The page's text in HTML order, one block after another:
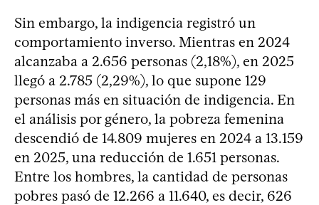
Sin embargo, la indigencia registró un
comportamiento inverso. Mientras en 2024
alcanzaba a 2.656 personas (2,18%), en 2025
llegó a 2.785 (2,29%), lo que supone 129
personas más en situación de indigencia. En
el análisis por género, la pobreza femenina
descendió de 14.809 mujeres en 2024 a 13.159
en 2025, una reducción de 1.651 personas.
Entre los hombres, la cantidad de personas
pobres pasó de 12.266 a 11.640, es decir, 626